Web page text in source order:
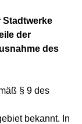
Stadtwerke
der
des
§ 9 des
bekannt. In